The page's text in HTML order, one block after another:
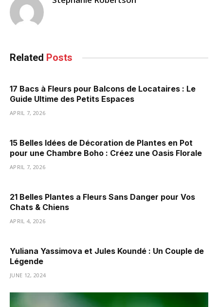
Related Posts
17 Bacs à Fleurs pour Balcons de Locataires : Le
Guide Ultime des Petits Espaces
APRIL 7, 2026
15 Belles Idées de Décoration de Plantes en Pot
pour une Chambre Boho : Créez une Oasis Florale
APRIL 7, 2026
21 Belles Plantes a Fleurs Sans Danger pour Vos
Chats & Chiens
APRIL 4, 2026
Yuliana Yassimova et Jules Koundé : Un Couple de
Légende
JUNE 12, 2024